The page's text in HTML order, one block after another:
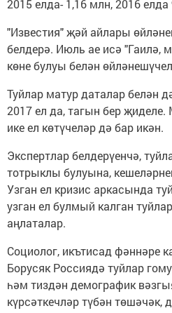
2015 елда- 1,16 млн, 2016
"Известия" җәй айлары
белдерә. Июль ае исә "Гаилә,
көне булуы белән
Туйлар матур даталар белән
2017 ел да, тагын бер
ике ел көтүчеләр дә бар икән.
Экспертлар белдерүенчә,
тотрыклы булуына,
Узган ел кризис аркасында
узган ел булмый калган
аңлаталар.
Социолог, икътисад фәннәре
Борусяк Россиядә туйлар
һәм тиздән демографик
күрсәткечләр түбән төшәчәк,